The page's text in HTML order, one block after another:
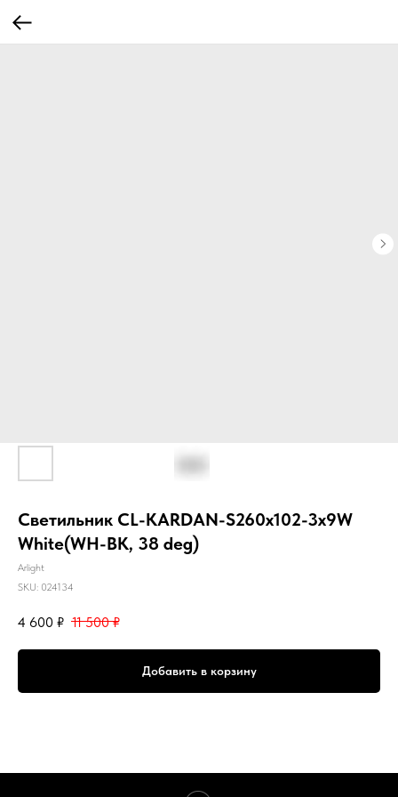
Светильник CL-KARDAN-S260x102-3x9W
White(WH-BK, 38 deg)
Arlight
SKU: 024134
4 600 ₽ 11 500 ₽
Добавить в корзину